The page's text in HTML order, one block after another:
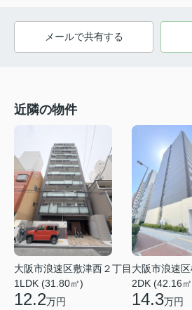
メールで共有する
近隣の物件
大阪市浪速区敷津西２丁目
1LDK (31.80㎡)
12.2万円
大阪市浪速
2DK (42.16
14.3万円